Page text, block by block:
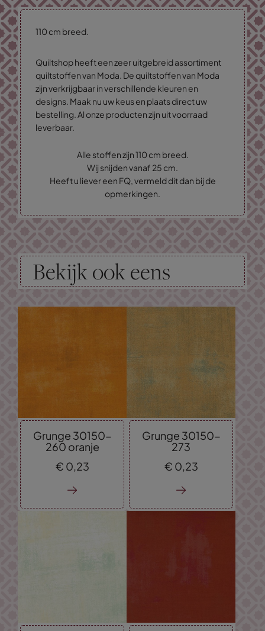
110 cm breed.
Quiltshop heeft een zeer uitgebreid assortiment
quiltstoffen van Moda. De quiltstoffen van Moda
zijn verkrijgbaar in verschillende kleuren en
designs. Maak nu uw keus en plaats direct uw
bestelling. Al onze producten zijn uit voorraad
leverbaar.
Alle stoffen zijn 110 cm breed.
Wij snijden vanaf 25 cm.
Heeft u liever een FQ, vermeld dit dan bij de
opmerkingen.
Bekijk ook eens
Grunge 30150-
260 oranje
€ 0,23
Grunge 30150-
273
€ 0,23